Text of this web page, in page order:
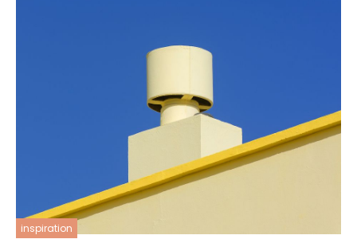
inspiration